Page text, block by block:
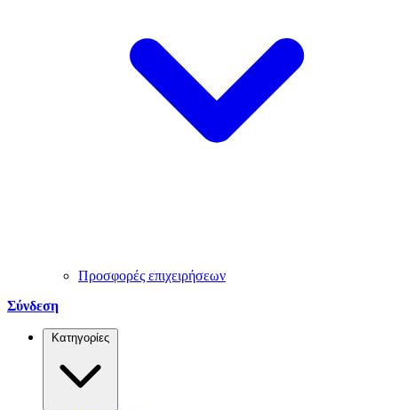
Προσφορές επιχειρήσεων
Σύνδεση
Κατηγορίες